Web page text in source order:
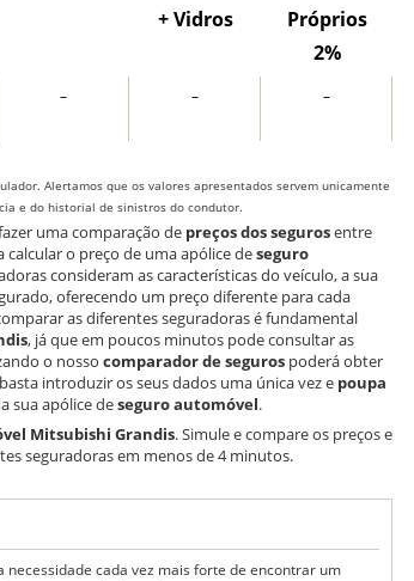
+ Vidros
Próprios
2%
– – –
Alertamos que os valores apresentados servem unicamente
e do historial de sinistros do condutor.
uma comparação de preços dos segurosentre
o preço de uma apólice deseguro
consideram as características do veículo, a sua
oferecendo um preço diferente para cada
as diferentes seguradoras é fundamental
, já que em poucos minutos pode consultar as
o nosso comparador de seguros poderá obter
basta introduzir os seus dados uma única vez e poupa
sua apólice deseguro automóvel.
Mitsubishi Grandis. Simule e compare os preços e
seguradoras em menos de 4 minutos.
necessidade cada vez mais forte de encontrar um